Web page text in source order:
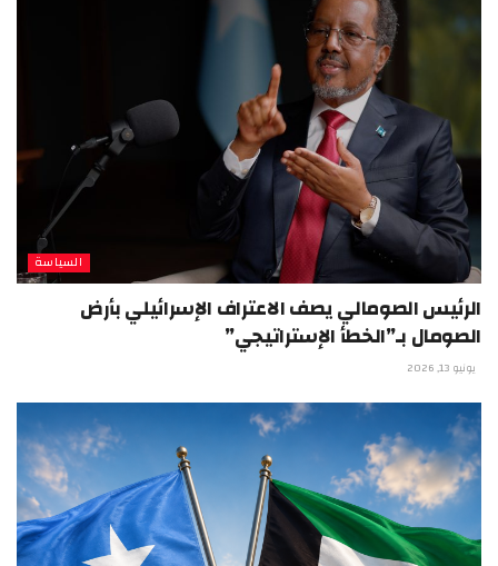
السياسة
الرئيس الصومالي يصف الاعتراف الإسرائيلي بأرض
الصومال بـ”الخطأ الإستراتيجي”
يونيو 13, 2026